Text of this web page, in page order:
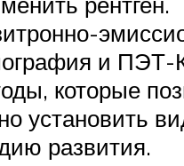
и ПЭТ-
которые
установить
развития.